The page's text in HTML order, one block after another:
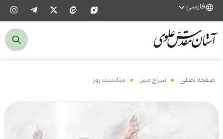
فارسی
صفحه اصلی سراج منیر مناسبت روز